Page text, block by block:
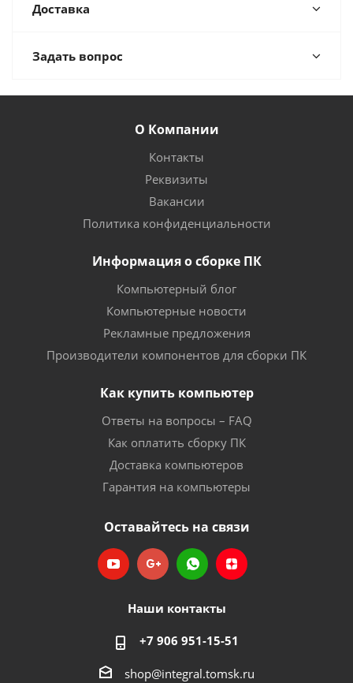
Доставка
Задать вопрос
О Компании
Контакты
Реквизиты
Вакансии
Политика конфиденциальности
Информация о сборке ПК
Компьютерный блог
Компьютерные новости
Рекламные предложения
Производители компонентов для сборки ПК
Как купить компьютер
Ответы на вопросы – FAQ
Как оплатить сборку ПК
Доставка компьютеров
Гарантия на компьютеры
Оставайтесь на связи
Наши контакты
+7 906 951-15-51
shop@integral.tomsk.ru